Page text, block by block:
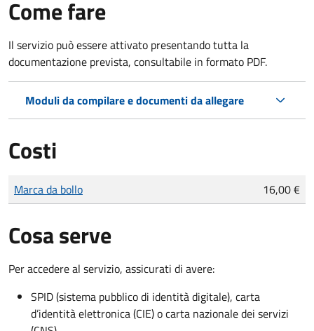
Come fare
Il servizio può essere attivato presentando tutta la
documentazione prevista, consultabile in formato PDF.
Moduli da compilare e documenti da allegare
Costi
Tipo di pagamento
Importo
Marca da bollo 16,00 €
Cosa serve
Per accedere al servizio, assicurati di avere:
SPID (sistema pubblico di identità digitale), carta
d’identità elettronica (CIE) o carta nazionale dei servizi